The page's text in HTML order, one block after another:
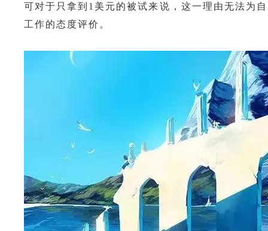
可对于只拿到1美元的被试来说，这一理由无法为
工作的态度评价。